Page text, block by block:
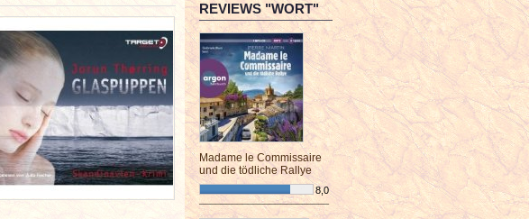
REVIEWS "WORT"
Madame le Commissaire
und die tödliche Rallye
8,0
¯¯¯¯¯¯¯¯¯¯¯¯¯¯¯¯¯¯¯¯¯¯¯¯